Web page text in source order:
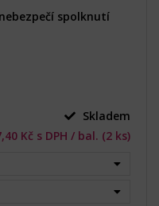
spolknutí
Skladem
Kč s DPH / bal. (2 ks)